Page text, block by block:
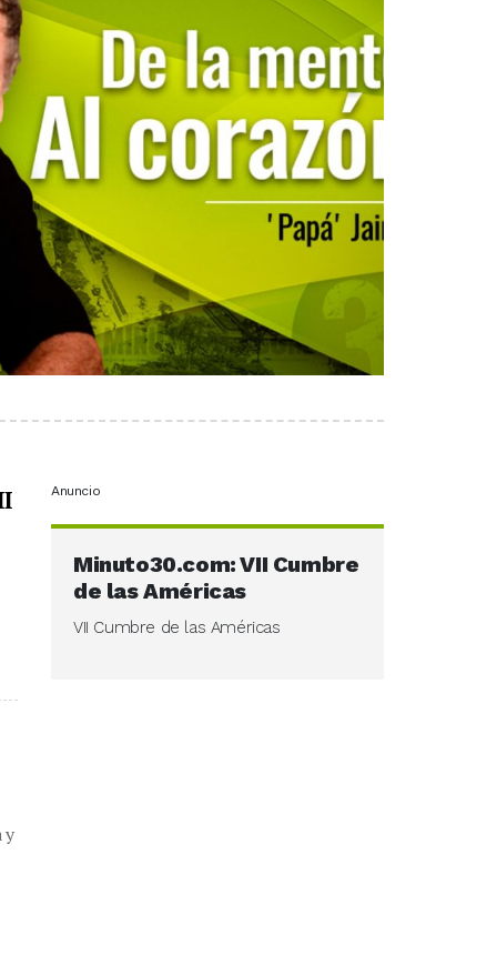
y
Anuncio
Minuto30.com: VII Cumbre
de las Américas
VII Cumbre de las Américas